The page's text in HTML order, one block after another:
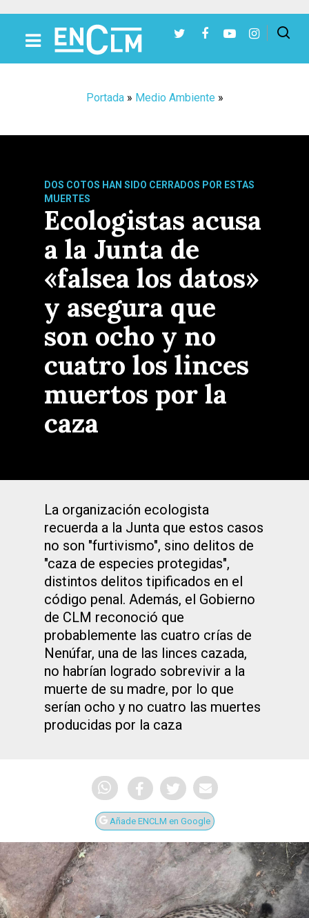
Portada» Medio Ambiente »
DOS COTOS HAN SIDO CERRADOS POR ESTAS
MUERTES
Ecologistas acusa
a la Junta de
«falsea los datos»
y asegura que
son ocho y no
cuatro los linces
muertos por la
caza
La organización ecologista
recuerda a la Junta que estos casos
no son "furtivismo", sino delitos de
"caza de especies protegidas",
distintos delitos tipificados en el
código penal. Además, el Gobierno
de CLM reconoció que
probablemente las cuatro crías de
Nenúfar, una de las linces cazada,
no habrían logrado sobrevivir a la
muerte de su madre, por lo que
serían ocho y no cuatro las muertes
producidas por la caza
Añade ENCLM en Google